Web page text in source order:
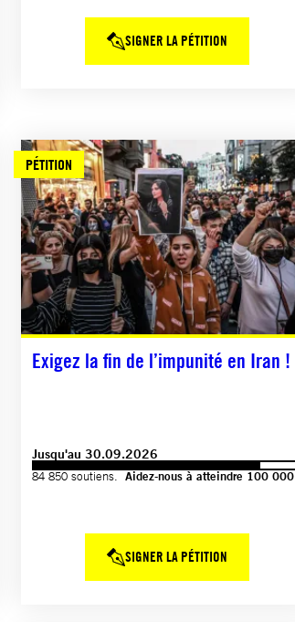
SIGNER LA PÉTITION
PÉTITION
Exigez la fin de l’impunité en Iran !
Jusqu'au 30.09.2026
84 850 soutiens. Aidez-nous à atteindre 100 000
SIGNER LA PÉTITION